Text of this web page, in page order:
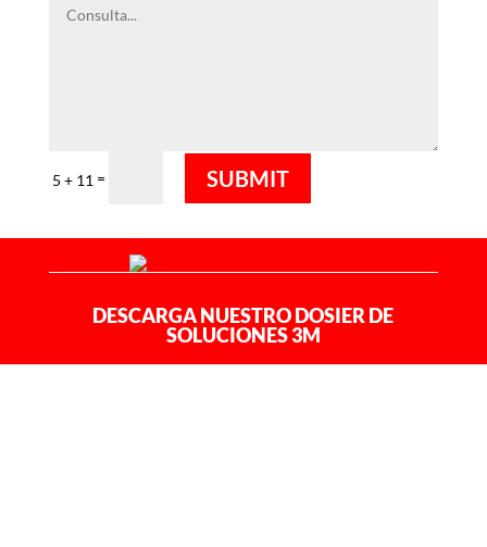
5 + 11 = SUBMIT
DESCARGA NUESTRO DOSIER DE
SOLUCIONES 3M